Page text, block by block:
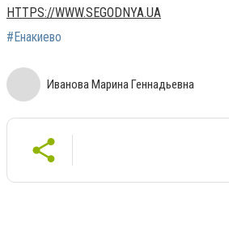
HTTPS://WWW.SEGODNYA.UA
#Енакиево
Иванова Марина Геннадьевна